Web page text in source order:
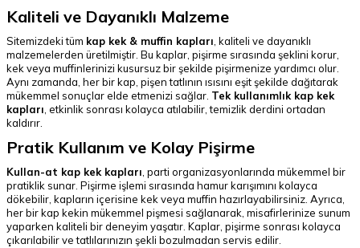
Kaliteli ve Dayanıklı Malzeme
Sitemizdeki tüm kap kek & muffin kapları , kaliteli ve dayanıklı
malzemelerden üretilmiştir. Bu kaplar, pişirme sırasında şeklini korur,
kek veya muffinlerinizi kusursuz bir şekilde pişirmenize yardımcı olur.
Aynı zamanda, her bir kap, pişen tatlının ısısını eşit şekilde dağıtarak
mükemmel sonuçlar elde etmenizi sağlar. Tek kullanımlık kap kek
kapları , etkinlik sonrası kolayca atılabilir, temizlik derdini ortadan
kaldırır.
Pratik Kullanım ve Kolay Pişirme
Kullan-at kap kek kapları , parti organizasyonlarında mükemmel bir
pratiklik sunar. Pişirme işlemi sırasında hamur karışımını kolayca
dökebilir, kapların içerisine kek veya muffin hazırlayabilirsiniz. Ayrıca,
her bir kap kekin mükemmel pişmesi sağlanarak, misafirlerinize sunum
yaparken kaliteli bir deneyim yaşatır. Kaplar, pişirme sonrası kolayca
çıkarılabilir ve tatlılarınızın şekli bozulmadan servis edilir.